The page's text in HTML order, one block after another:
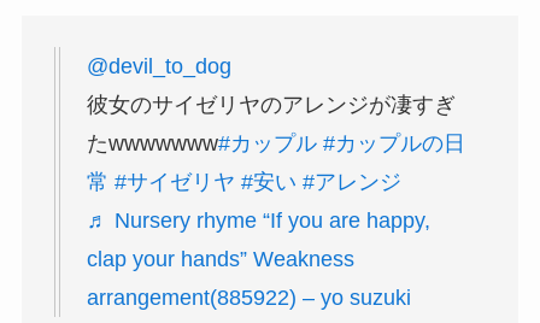
@devil_to_dog
彼女のサイゼリヤのアレンジが凄すぎ
たwwwwwww#カップル #カップルの日
常 #サイゼリヤ #安い #アレンジ
♬ Nursery rhyme “If you are happy,
clap your hands” Weakness
arrangement(885922) – yo suzuki